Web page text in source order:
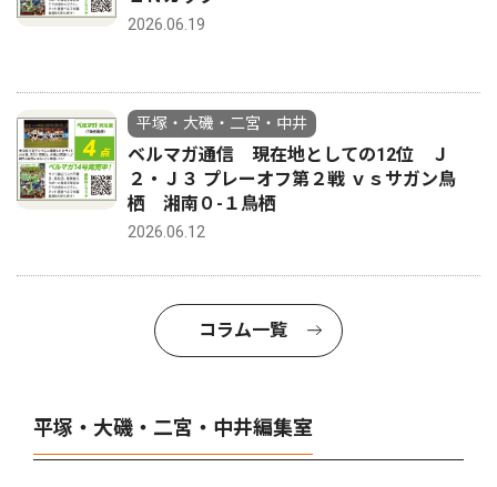
2026.06.19
平塚・大磯・二宮・中井
ベルマガ通信 現在地としての12位 Ｊ
２・Ｊ３ プレーオフ第２戦 ｖｓサガン鳥
栖 湘南０-１鳥栖
2026.06.12
コラム一覧
平塚・大磯・二宮・中井編集室